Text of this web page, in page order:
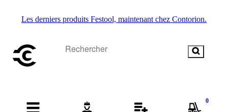
Les derniers produits Festool, maintenant chez Contorion.
0